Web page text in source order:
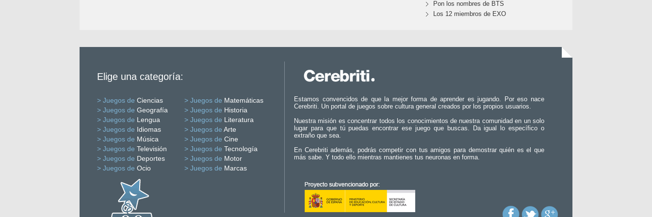
Pon los nombres de BTS
Los 12 miembros de EXO
Elige una categoría:
> Juegos de Ciencias > Juegos de Matemáticas
> Juegos de Geografía > Juegos de Historia
> Juegos de Lengua > Juegos de Literatura
> Juegos de Idiomas > Juegos de Arte
> Juegos de Música > Juegos de Cine
> Juegos de Televisión > Juegos de Tecnología
> Juegos de Deportes > Juegos de Motor
> Juegos de Ocio > Juegos de Marcas
Estamos convencidos de que la mejor forma de aprender es jugando. Por eso nace
Cerebriti. Un portal de juegos sobre cultura general creados por los propios usuarios.
Nuestra misión es concentrar todos los conocimientos de nuestra comunidad en un solo
lugar para que tú puedas encontrar ese juego que buscas. Da igual lo específico o
extraño que sea.
En Cerebriti además, podrás competir con tus amigos para demostrar quién es el que
más sabe. Y todo ello mientras mantienes tus neuronas en forma.